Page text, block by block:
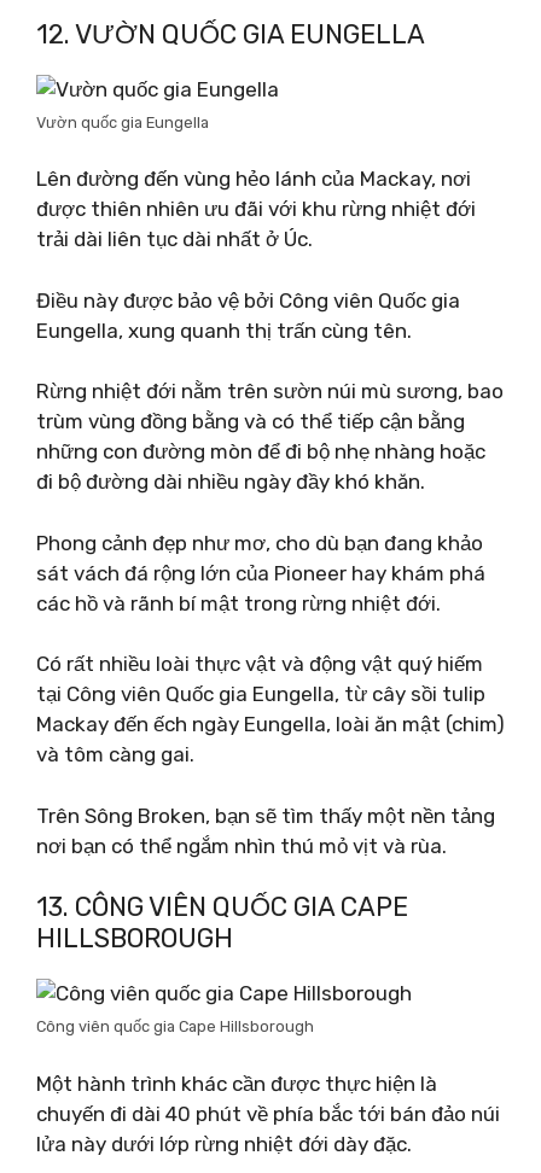
12. VƯỜN QUỐC GIA EUNGELLA
Vườn quốc gia Eungella
Lên đường đến vùng hẻo lánh của Mackay, nơi
được thiên nhiên ưu đãi với khu rừng nhiệt đới
trải dài liên tục dài nhất ở Úc.
Điều này được bảo vệ bởi Công viên Quốc gia
Eungella, xung quanh thị trấn cùng tên.
Rừng nhiệt đới nằm trên sườn núi mù sương, bao
trùm vùng đồng bằng và có thể tiếp cận bằng
những con đường mòn để đi bộ nhẹ nhàng hoặc
đi bộ đường dài nhiều ngày đầy khó khăn.
Phong cảnh đẹp như mơ, cho dù bạn đang khảo
sát vách đá rộng lớn của Pioneer hay khám phá
các hồ và rãnh bí mật trong rừng nhiệt đới.
Có rất nhiều loài thực vật và động vật quý hiếm
tại Công viên Quốc gia Eungella, từ cây sồi tulip
Mackay đến ếch ngày Eungella, loài ăn mật (chim)
và tôm càng gai.
Trên Sông Broken, bạn sẽ tìm thấy một nền tảng
nơi bạn có thể ngắm nhìn thú mỏ vịt và rùa.
13. CÔNG VIÊN QUỐC GIA CAPE
HILLSBOROUGH
Công viên quốc gia Cape Hillsborough
Một hành trình khác cần được thực hiện là
chuyến đi dài 40 phút về phía bắc tới bán đảo núi
lửa này dưới lớp rừng nhiệt đới dày đặc.